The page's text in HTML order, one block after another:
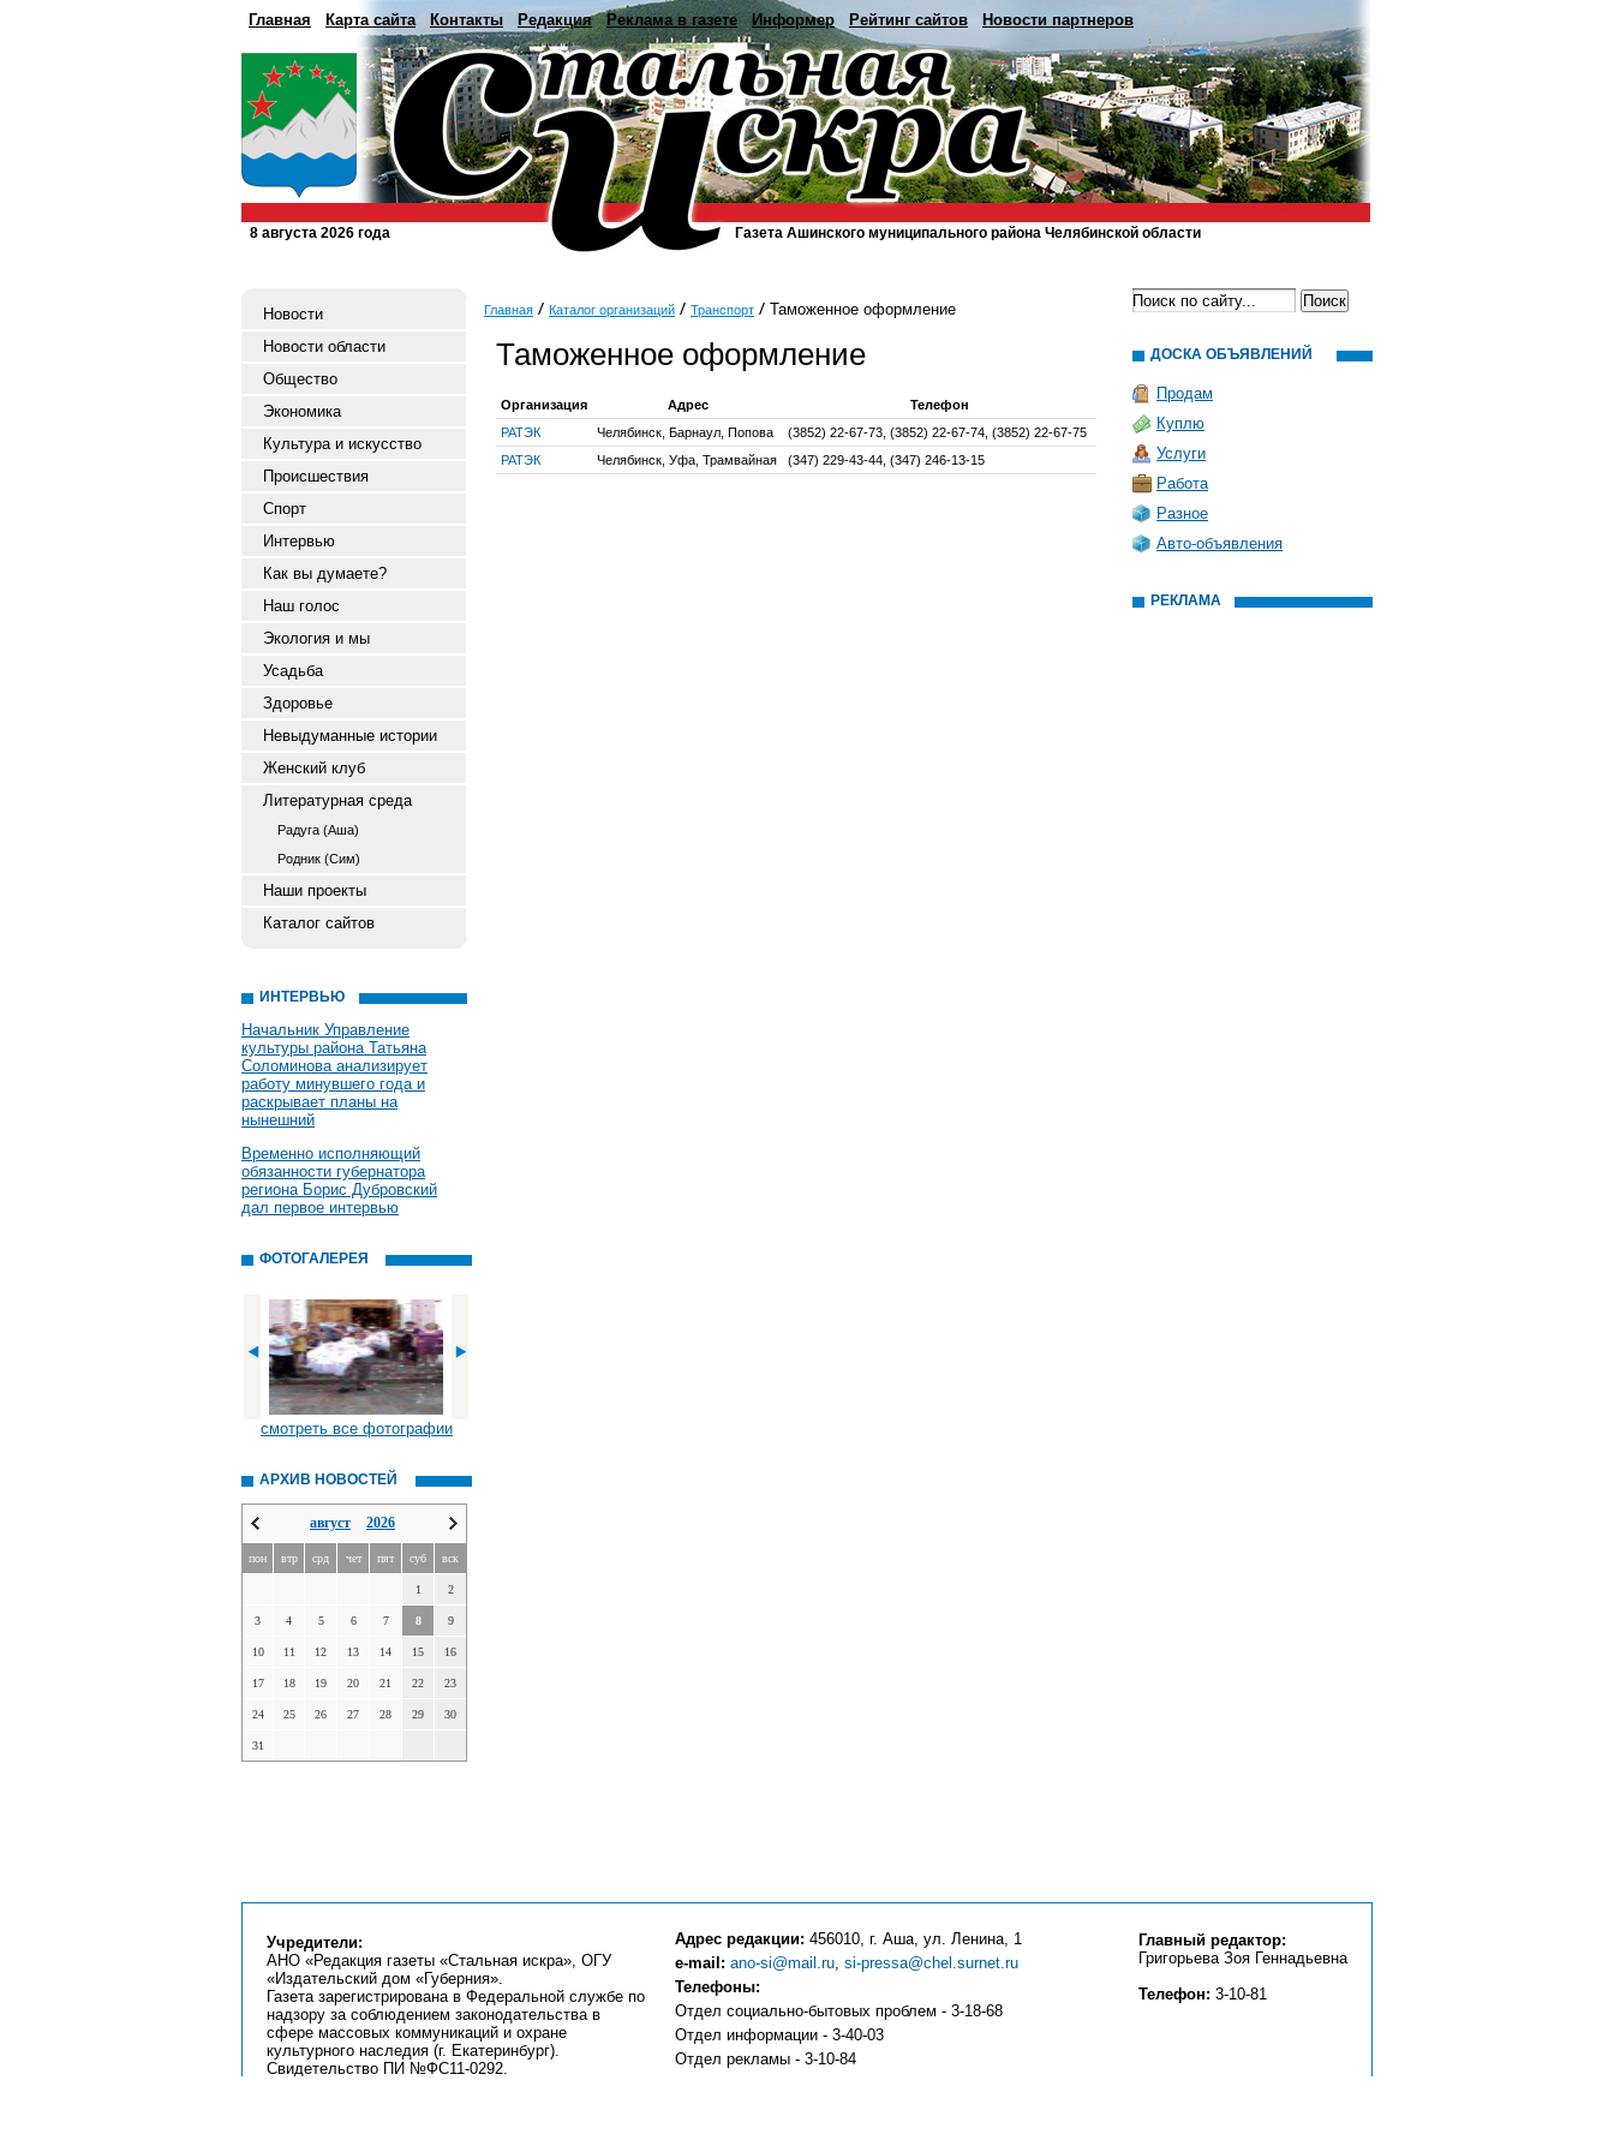
Главная Карта сайта Контакты Редакция Реклама в газете Информер Рейтинг сайтов Новости партнеров
8 августа 2026 года Газета Ашинского муниципального района Челябинской области
Новости
Новости области
Общество
Экономика
Культура и искусство
Происшествия
Спорт
Интервью
Как вы думаете?
Наш голос
Экология и мы
Усадьба
Здоровье
Невыдуманные истории
Женский клуб
Литературная среда
Радуга (Аша)
Родник (Сим)
Наши проекты
Каталог сайтов
ИНТЕРВЬЮ
Начальник Управление
культуры района Татьяна
Соломинова анализирует
работу минувшего года и
раскрывает планы на
нынешний
Временно исполняющий
обязанности губернатора
региона Борис Дубровский
дал первое интервью
ФОТОГАЛЕРЕЯ
смотреть все фотографии
АРХИВ НОВОСТЕЙ
август 2026
пон втр срд чет пят суб вск
1 2
3 4 5 6 7 8 9
10 11 12 13 14 15 16
17 18 19 20 21 22 23
24 25 26 27 28 29 30
31
Главная Каталог организаций Транспорт Таможенное оформление
Таможенное оформление
Организация Адрес
Телефон
РАТЭК
Челябинск, Барнаул, Попова
(3852) 22-67-73, (3852) 22-67-74, (3852) 22-67-75
РАТЭК
Челябинск, Уфа, Трамвайная (347) 229-43-44, (347) 246-13-15
ДОСКА ОБЪЯВЛЕНИЙ
Продам
Куплю
Услуги
Работа
Разное
Авто-объявления
РЕКЛАМА
Учредители:
АНО «Редакция газеты «Стальная искра», ОГУ
«Издательский дом «Губерния».
Газета зарегистрирована в Федеральной службе по
надзору за соблюдением законодательства в
сфере массовых коммуникаций и охране
культурного наследия (г. Екатеринбург).
Свидетельство ПИ №ФС11-0292.
Адрес редакции: 456010, г. Аша, ул. Ленина, 1
e-mail: ano-si@mail.ru, si-pressa@chel.surnet.ru
Телефоны:
Отдел социально-бытовых проблем - 3-18-68
Отдел информации - 3-40-03
Отдел рекламы - 3-10-84
Главный редактор:
Григорьева Зоя Геннадьевна
Телефон: 3-10-81